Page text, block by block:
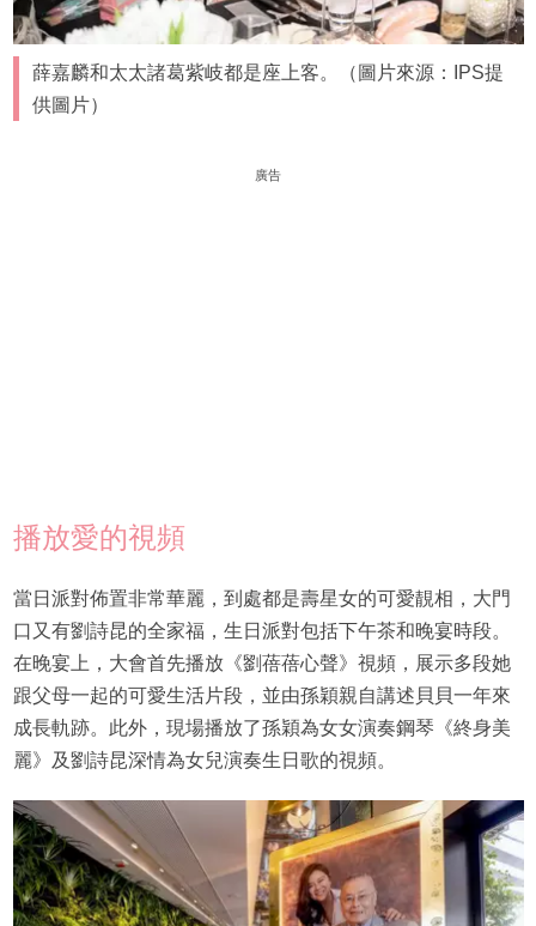
薛嘉麟和太太諸葛紫岐都是座上客。（圖片來源：IPS提
供圖片）
廣告
播放愛的視頻
當日派對佈置非常華麗，到處都是壽星女的可愛靚相，大門
口又有劉詩昆的全家福，生日派對包括下午茶和晚宴時段。
在晚宴上，大會首先播放《劉蓓蓓心聲》視頻，展示多段她
跟父母一起的可愛生活片段，並由孫穎親自講述貝貝一年來
成長軌跡。此外，現場播放了孫穎為女女演奏鋼琴《終身美
麗》及劉詩昆深情為女兒演奏生日歌的視頻。